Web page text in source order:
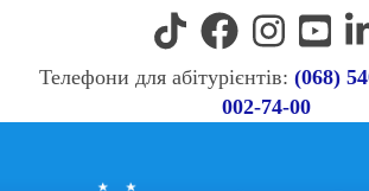
Телефони для абітурієнтів: (068)
002-74-00